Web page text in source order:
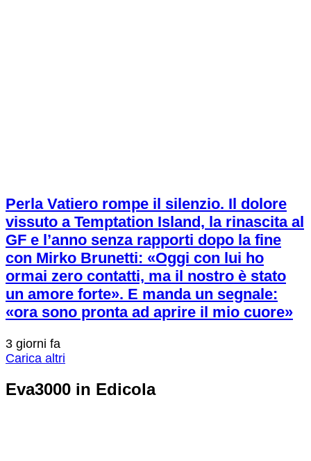
Perla Vatiero rompe il silenzio. Il dolore
vissuto a Temptation Island, la rinascita al
GF e l’anno senza rapporti dopo la fine
con Mirko Brunetti: «Oggi con lui ho
ormai zero contatti, ma il nostro è stato
un amore forte». E manda un segnale:
«ora sono pronta ad aprire il mio cuore»
3 giorni fa
Carica altri
Eva3000 in Edicola